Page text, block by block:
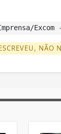
Excom
NÃO